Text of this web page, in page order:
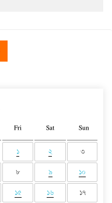
Fri Sat Sun
১ ২ ৩
৮ ৯ ১০
১৫ ১৬ ১৭